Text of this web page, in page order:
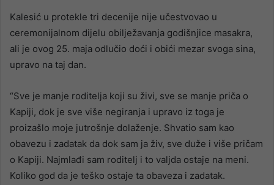
Kalesić u protekle tri decenije nije učestvovao u
ceremonijalnom dijelu obilježavanja godišnjice masakra,
ali je ovog 25. maja odlučio doći i obići mezar svoga sina,
upravo na taj dan.
“Sve je manje roditelja koji su živi, sve se manje priča o
Kapiji, dok je sve više negiranja i upravo iz toga je
proizašlo moje jutrošnje dolaženje. Shvatio sam kao
obavezu i zadatak da dok sam ja živ, sve duže i više pričam
o Kapiji. Najmlađi sam roditelj i to valjda ostaje na meni.
Koliko god da je teško ostaje ta obaveza i zadatak.